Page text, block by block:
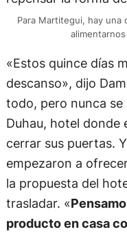
Para Martitegui, hay una
«Estos quince días
descanso», dijo
todo, pero nunca se
Duhau, hotel donde
cerrar sus puertas.
empezaron a
la propuesta del
trasladar. «
producto en casa